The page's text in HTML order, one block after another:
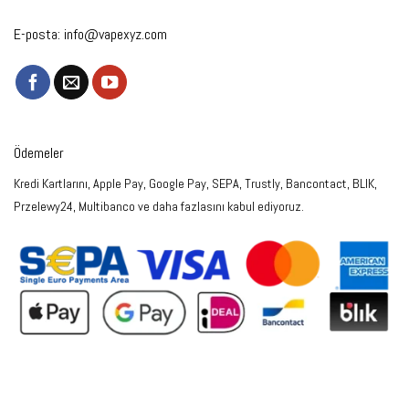
E-posta: info@vapexyz.com
Ödemeler
Kredi Kartlarını, Apple Pay, Google Pay, SEPA, Trustly, Bancontact, BLIK,
Przelewy24, Multibanco ve daha fazlasını kabul ediyoruz.